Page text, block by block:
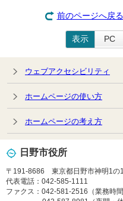
前のページへ戻る
表示 PC
ウェブアクセシビリティ
ホームページの使い方
ホームページの考え方
日野市役所
〒191-8686 東京都日野市神明1の
代表電話：042-585-1111
ファクス：042-581-2516（業務時間